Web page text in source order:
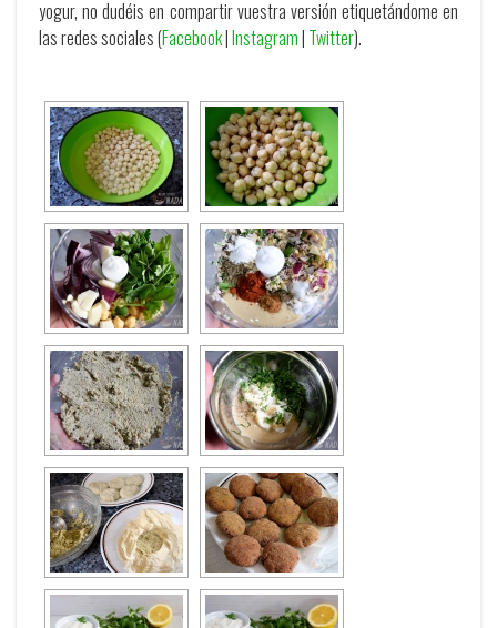
yogur, no dudéis en compartir vuestra versión etiquetándome en
las redes sociales (Facebook|Instagram| Twitter).